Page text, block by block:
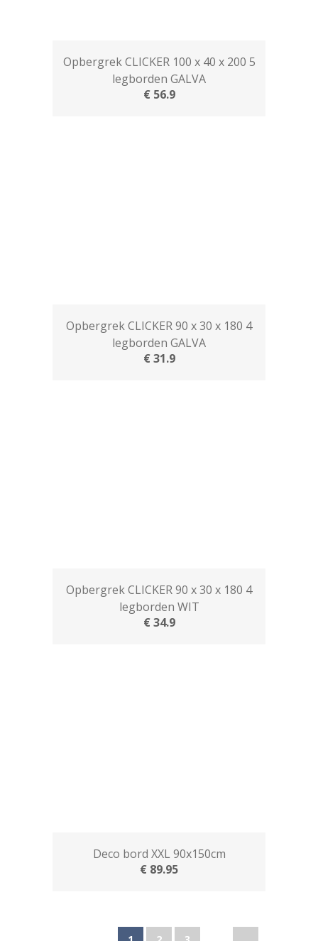
Opbergrek CLICKER 100 x 40 x 200 5
legborden GALVA
€ 56.9
Opbergrek CLICKER 90 x 30 x 180 4
legborden GALVA
€ 31.9
Opbergrek CLICKER 90 x 30 x 180 4
legborden WIT
€ 34.9
Deco bord XXL 90x150cm
€ 89.95